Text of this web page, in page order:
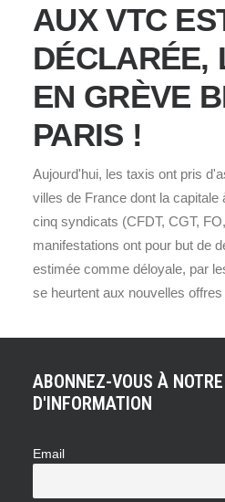
AUX VTC
DÉCLARÉE,
EN GRÈVE
PARIS !
Aujourd'hui, les taxis ont pris
villes de France dont la capitale
cinq syndicats (CFDT, CGT,
manifestations ont pour but de
estimée comme déloyale, par
se heurtent aux nouvelles
ABONNEZ-VOUS À
D'INFORMATION
Email